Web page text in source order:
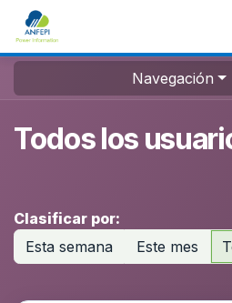
Ir al contenido
Navegación
Todos los
Clasificar por:
Esta semana
Este mes